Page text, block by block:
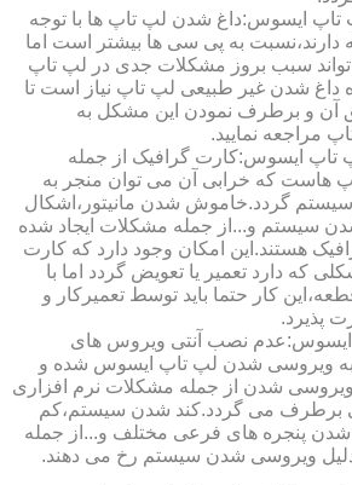
ایسوس:داغ شدن لپ تاپ ها با توجه
دارند،نسبت به پی سی ها بیشتر است اما
سبب بروز مشکلات جدی در لپ تاپ
شدن غیر طبیعی لپ تاپ نیاز است تا
و برطرف نمودن این مشکل به
مراجعه نمایید.
تاپ ایسوس:کارت گرافیک از جمله
هاست که خرابی آن می توان منجر به
گردد.خاموش شدن مانیتور،اشکال
سیستم و...از جمله مشکلات ایجاد شده
هستند.این امکان وجود دارد که کارت
که دارد تعمیر یا تعویض گردد اما با
کار حتما باید توسط تعمیرکار و
پذیرد.
نصب آنتی ویروس های
به ویروسی شدن لپ تاپ ایسوس شده و
شدن از جمله مشکلات نرم افزاری
برطرف می گردد.کند شدن سیستم،کم
شدن پنجره های فرعی مختلف و...از جمله
ویروسی شدن سیستم رخ می دهند.